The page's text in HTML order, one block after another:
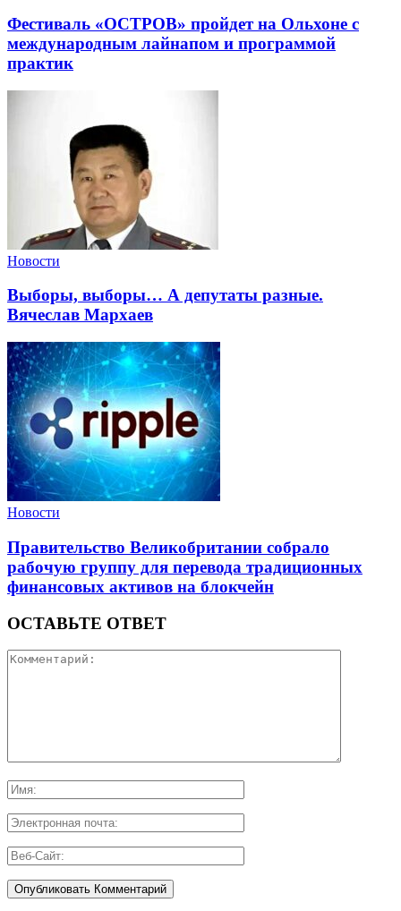
Фестиваль «ОСТРОВ» пройдет на Ольхоне с
международным лайнапом и программой
практик
Новости
Выборы, выборы… А депутаты разные.
Вячеслав Мархаев
Новости
Правительство Великобритании собрало
рабочую группу для перевода традиционных
финансовых активов на блокчейн
ОСТАВЬТЕ ОТВЕТ